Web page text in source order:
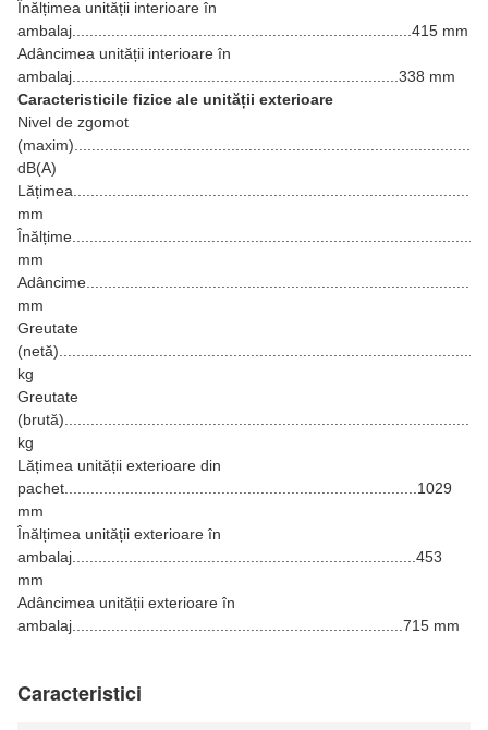
Înălțimea unității interioare în
ambalaj..............................................................................415 mm
Adâncimea unității interioare în
ambalaj...........................................................................338 mm
Caracteristicile fizice ale unității exterioare
Nivel de zgomot
dB(A)
mm
mm
mm
Greutate
kg
Greutate
kg
Lățimea unității exterioare din
pachet.................................................................................1029
mm
Înălțimea unității exterioare în
ambalaj...............................................................................453
mm
Adâncimea unității exterioare în
ambalaj............................................................................715 mm
Caracteristici